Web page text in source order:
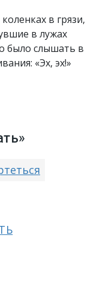
коленках в грязи,
в лужах
было слышать в
«Эх, эх!»